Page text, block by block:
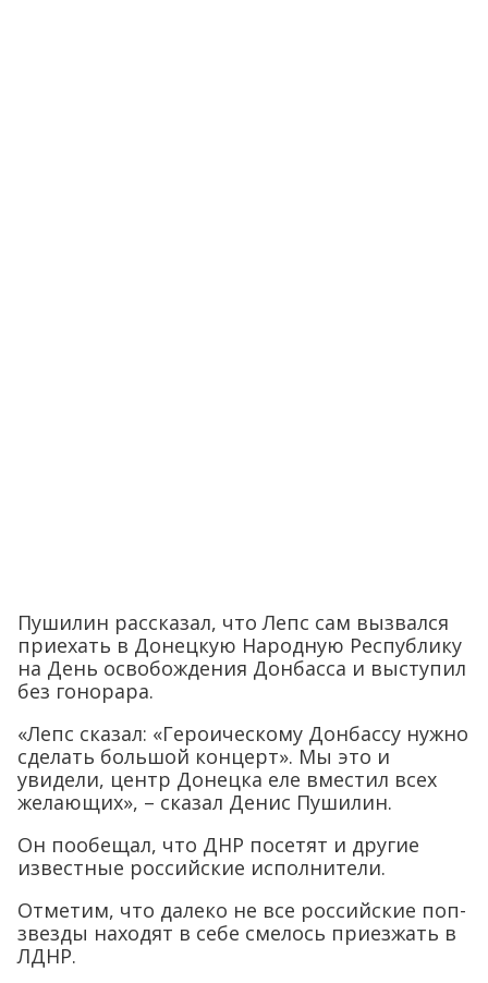
Пушилин рассказал, что Лепс сам вызвался
приехать в Донецкую Народную Республику
на День освобождения Донбасса и выступил
без гонорара.
«Лепс сказал: «Героическому Донбассу нужно
сделать большой концерт». Мы это и
увидели, центр Донецка еле вместил всех
желающих», – сказал Денис Пушилин.
Он пообещал, что ДНР посетят и другие
известные российские исполнители.
Отметим, что далеко не все российские поп-
звезды находят в себе смелось приезжать в
ЛДНР.